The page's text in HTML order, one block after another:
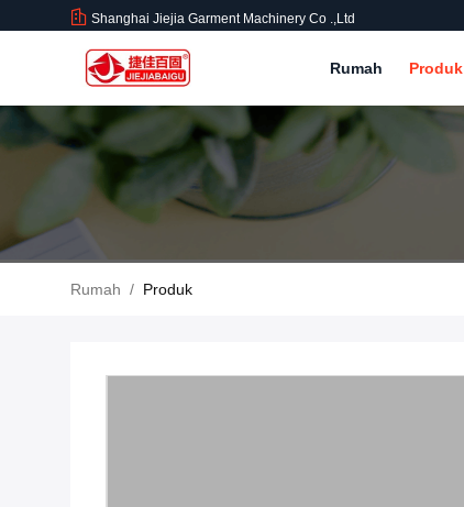
Shanghai Jiejia Garment Machinery Co .,ltd
Rumah Produk
Rumah / Produk